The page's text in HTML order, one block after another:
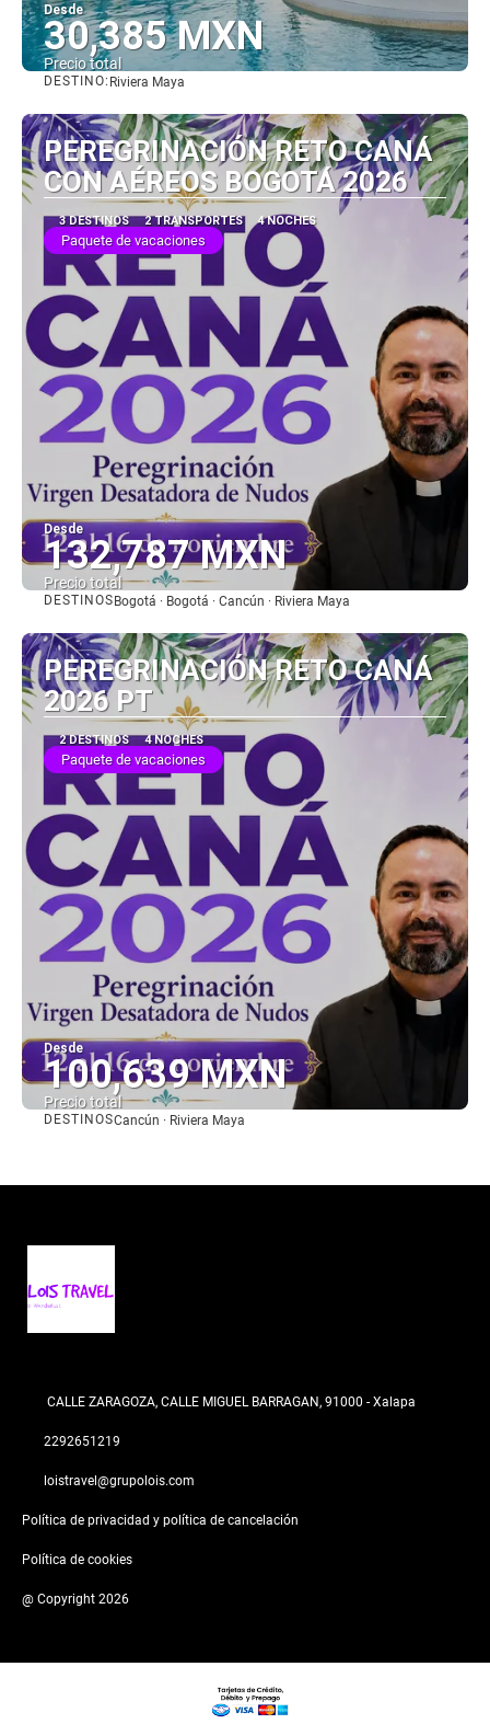
Desde
30,385 MXN
Precio total
DESTINO: Riviera Maya
PEREGRINACIÓN RETO CANÁ
CON AÉREOS BOGOTÁ 2026
3 DESTINOS 2 TRANSPORTES 4 NOCHES
Paquete de vacaciones
Desde
132,787 MXN
Precio total
DESTINOSBogotá · Bogotá · Cancún · Riviera Maya
PEREGRINACIÓN RETO CANÁ
2026 PT
2 DESTINOS 4 NOCHES
Paquete de vacaciones
Desde
100,639 MXN
Precio total
Ver
DESTINOSCancún · Riviera Maya
CALLE ZARAGOZA, CALLE MIGUEL BARRAGAN, 91000 - Xalapa
2292651219
loistravel@grupolois.com
Política de privacidad y política de cancelación
Política de cookies
@ Copyright 2026